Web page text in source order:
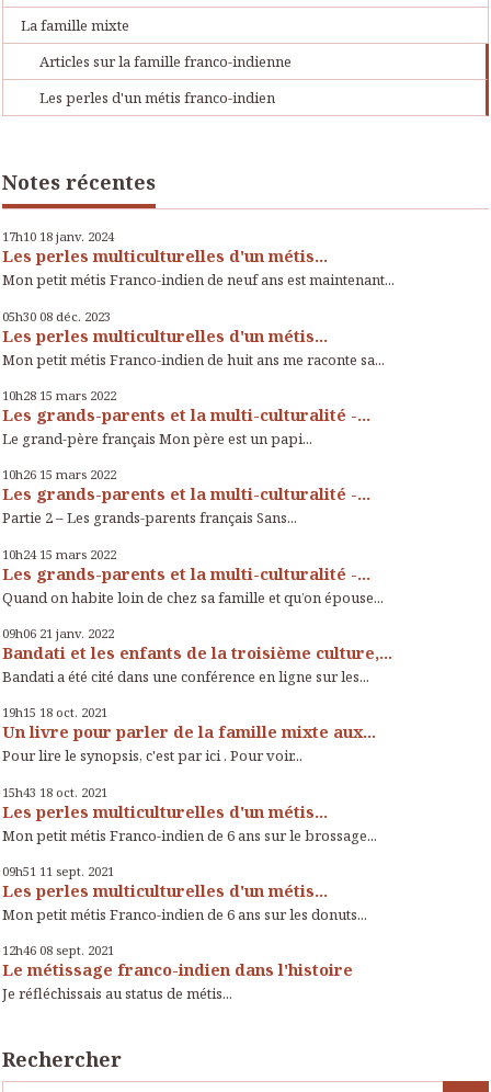
La famille mixte
Articles sur la famille franco-indienne
Les perles d'un métis franco-indien
Notes récentes
17h10 18 janv. 2024
Les perles multiculturelles d'un métis...
Mon petit métis Franco-indien de neuf ans est maintenant...
05h30 08 déc. 2023
Les perles multiculturelles d'un métis...
Mon petit métis Franco-indien de huit ans me raconte sa...
10h28 15 mars 2022
Les grands-parents et la multi-culturalité -...
Le grand-père français Mon père est un papi...
10h26 15 mars 2022
Les grands-parents et la multi-culturalité -...
Partie 2 – Les grands-parents français Sans...
10h24 15 mars 2022
Les grands-parents et la multi-culturalité -...
Quand on habite loin de chez sa famille et qu’on épouse...
09h06 21 janv. 2022
Bandati et les enfants de la troisième culture,...
Bandati a été cité dans une conférence en ligne sur les...
19h15 18 oct. 2021
Un livre pour parler de la famille mixte aux...
Pour lire le synopsis, c'est par ici . Pour voir...
15h43 18 oct. 2021
Les perles multiculturelles d'un métis...
Mon petit métis Franco-indien de 6 ans sur le brossage...
09h51 11 sept. 2021
Les perles multiculturelles d'un métis...
Mon petit métis Franco-indien de 6 ans sur les donuts...
12h46 08 sept. 2021
Le métissage franco-indien dans l'histoire
Je réfléchissais au status de métis...
Rechercher